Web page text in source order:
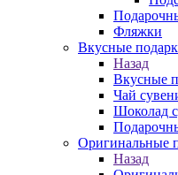
Фляжки
Вкусные
Назад
Вкусные
Чай
Шоколад
Оригинальные
Назад